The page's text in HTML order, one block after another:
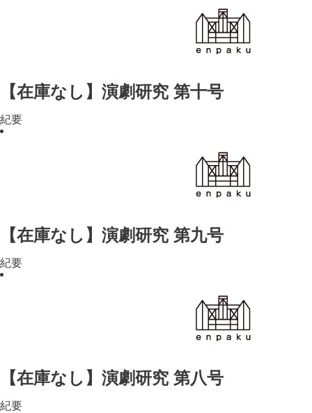
【在庫なし】演劇研究 第十号
紀要
【在庫なし】演劇研究 第九号
紀要
【在庫なし】演劇研究 第八号
紀要